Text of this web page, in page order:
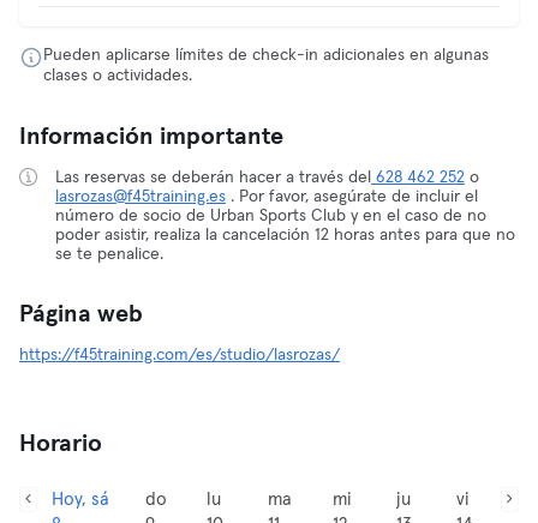
Pueden aplicarse límites de check-in adicionales en algunas
clases o actividades.
Información importante
Las reservas se deberán hacer a través del 628 462 252 o
lasrozas@f45training.es . Por favor, asegúrate de incluir el
número de socio de Urban Sports Club y en el caso de no
poder asistir, realiza la cancelación 12 horas antes para que no
se te penalice.
Página web
https://f45training.com/es/studio/lasrozas/
Horario
Hoy, sá
do
lu
ma
mi
ju
vi